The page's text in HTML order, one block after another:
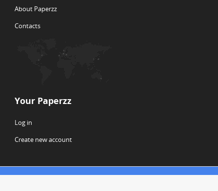
About Paperzz
Contacts
Your Paperzz
Log in
Create new account